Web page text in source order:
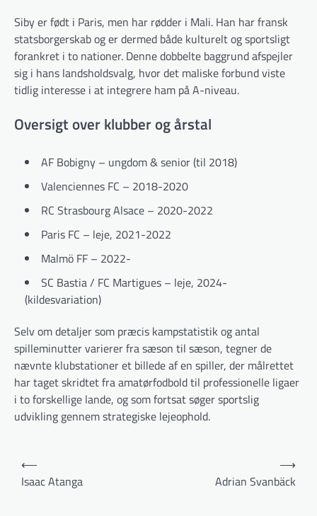
Siby er født i Paris, men har rødder i Mali. Han har fransk
statsborgerskab og er dermed både kulturelt og sportsligt
forankret i to nationer. Denne dobbelte baggrund afspejler
sig i hans landsholdsvalg, hvor det maliske forbund viste
tidlig interesse i at integrere ham på A-niveau.
Oversigt over klubber og årstal
AF Bobigny – ungdom & senior (til 2018)
Valenciennes FC – 2018-2020
RC Strasbourg Alsace – 2020-2022
Paris FC – leje, 2021-2022
Malmö FF – 2022-
SC Bastia / FC Martigues – leje, 2024-
(kildesvariation)
Selv om detaljer som præcis kampstatistik og antal
spilleminutter varierer fra sæson til sæson, tegner de
nævnte klubstationer et billede af en spiller, der målrettet
har taget skridtet fra amatørfodbold til professionelle ligaer
i to forskellige lande, og som fortsat søger sportslig
udvikling gennem strategiske lejeophold.
Indlægsnavigation
⟵
Isaac Atanga
Adrian Svanbäck
⟶